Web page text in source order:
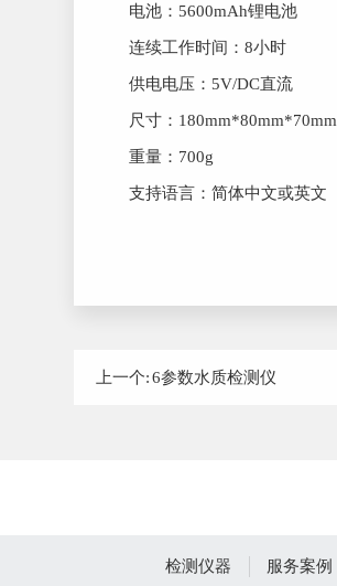
电池：5600mAh锂电池
连续工作时间：8小时
供电电压：5V/DC直流
尺寸：180mm*80mm*70mm
重量：700g
支持语言：简体中文或英文
上一个:6参数水质检测仪
检测仪器 服务案例